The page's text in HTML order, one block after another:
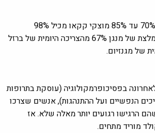
עד 85% מוצקי קקאו מכיל 98%
מהצריכה היומית המומלצת של מנגן 67% מהצריכה היומית של ברזל
של מגנזיום.
בפסיכופרמקולוגיה (עוסקת בתרופות
הנפשיים ועל ההתנהגות), אנשים שצרכו
הרגישו רגועים יותר מאלה שלא. אז
מוריד מתחים.